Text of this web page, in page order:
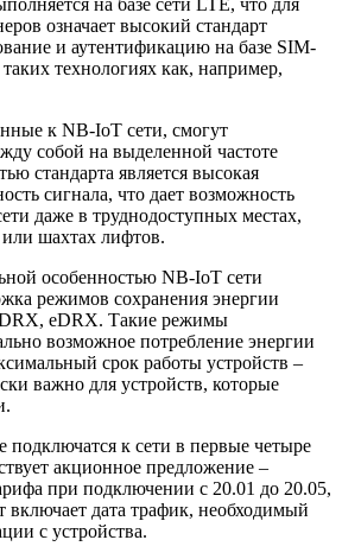
означает высокий стандарт
и аутентификацию на базе SIM-
технологиях как, например,
к NB-IoT сети, смогут
собой на выделенной частоте
стандарта является высокая
сигнала, что дает возможность
даже в труднодоступных местах,
шахтах лифтов.
особенностью NB-IoT сети
режимов сохранения энергии
eDRX. Такие режимы
возможное потребление энергии
срок работы устройств –
важно для устройств, которые
подключатся к сети в первые четыре
акционное предложение –
при подключении с 20.01 до 20.05,
включает дата трафик, необходимый
с устройства.